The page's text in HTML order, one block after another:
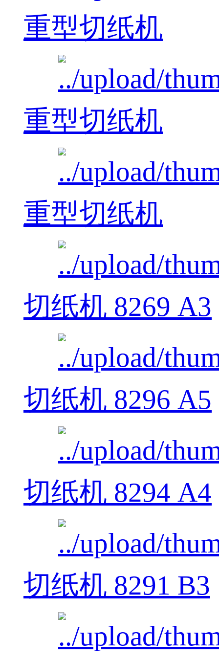
重型切纸机
重型切纸机
重型切纸机
切纸机 8269 A3
切纸机 8296 A5
切纸机 8294 A4
切纸机 8291 B3